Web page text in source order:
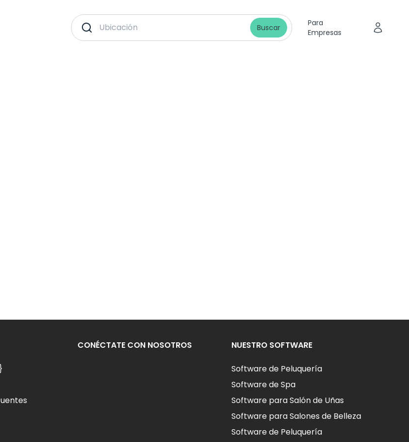
Buscar
Para
Empresas
CONÉCTATE CON NOSOTROS NUESTRO SOFTWARE
Software de Peluquería
Software de Spa
Software para Salón de Uñas
Software para Salones de Belleza
Software de Peluquería